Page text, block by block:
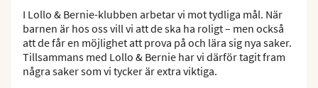
I Lollo & Bernie-klubben arbetar vi mot tydliga mål. När
barnen är hos oss vill vi att de ska ha roligt – men också
att de får en möjlighet att prova på och lära sig nya saker.
Tillsammans med Lollo & Bernie har vi därför tagit fram
några saker som vi tycker är extra viktiga.